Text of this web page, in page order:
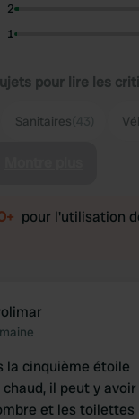
2
1
pour lire les
Sanitaires
pour l'utilisation
la cinquième étoile
il peut y avoir
et les toilettes